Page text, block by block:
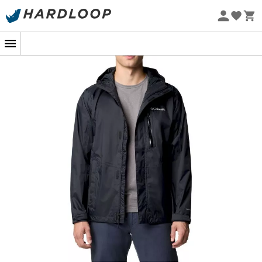
-5% Extra - Kode Summer5
Er du klar til at møde vejrets luner på din næste